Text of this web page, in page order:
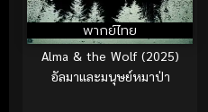
พากย์ไทย
Alma & the Wolf (2025)
อัลมาและมนุษย์หมาป่า